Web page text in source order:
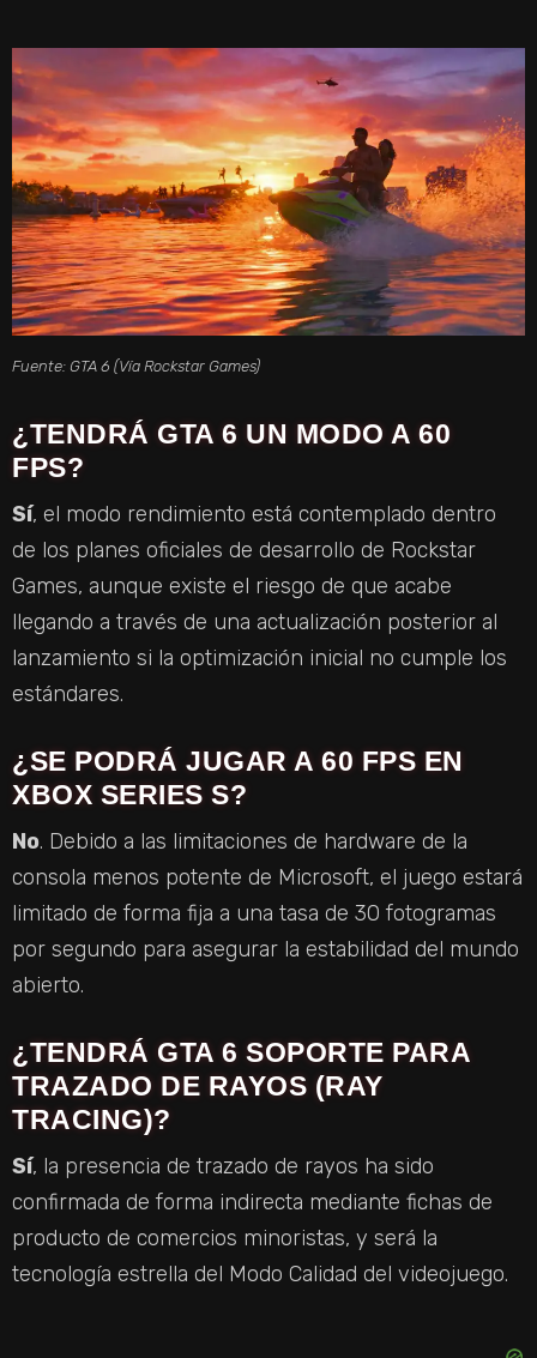
Fuente: GTA 6 (Vía Rockstar Games)
¿TENDRÁ GTA 6 UN MODO A 60
FPS?
Sí, el modo rendimiento está contemplado dentro
de los planes oficiales de desarrollo de Rockstar
Games, aunque existe el riesgo de que acabe
llegando a través de una actualización posterior al
lanzamiento si la optimización inicial no cumple los
estándares.
¿SE PODRÁ JUGAR A 60 FPS EN
XBOX SERIES S?
No. Debido a las limitaciones de hardware de la
consola menos potente de Microsoft, el juego estará
limitado de forma fija a una tasa de 30 fotogramas
por segundo para asegurar la estabilidad del mundo
abierto.
¿TENDRÁ GTA 6 SOPORTE PARA
TRAZADO DE RAYOS (RAY
TRACING)?
Sí, la presencia de trazado de rayos ha sido
confirmada de forma indirecta mediante fichas de
producto de comercios minoristas, y será la
tecnología estrella del Modo Calidad del videojuego.